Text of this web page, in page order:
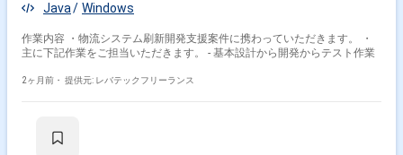
Java
Windows
作業内容 ・物流システム刷新開発支援案件に携わっていただきます。 ・
主に下記作業をご担当いただきます。 - 基本設計から開発からテスト作業
2ヶ月前・ 提供元: レバテックフリーランス